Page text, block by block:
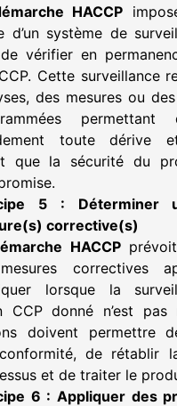
HACCP
d’un système de
vérifier en
Cette surveillance
des mesures ou
toute dérive
que la sécurité du
5 : Déterminer
corrective(s)
HACCP
correctives
lorsque la
CCP donné n’est pas
doivent permettre
de rétablir
et de traiter le
6 : Appliquer des